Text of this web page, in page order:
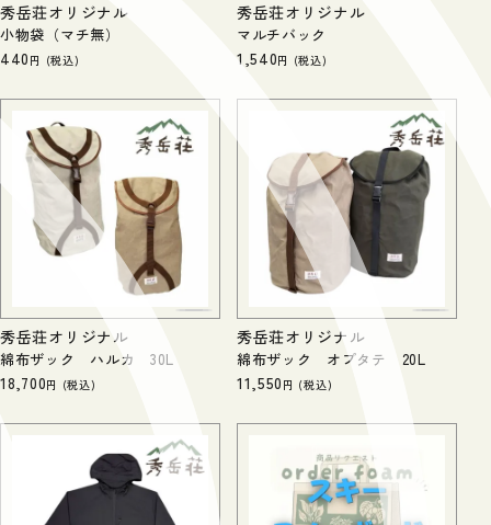
秀岳荘オリジナル
小物袋（マチ無）
440 税込
秀岳荘オリジナル
マルチバック
1,540 税込
秀岳荘オリジナル
綿布ザック ハルカ 30L
18,700 税込
秀岳荘オリジナル
綿布ザック オプタテ 20L
11,550 税込